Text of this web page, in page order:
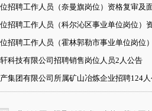
招聘工作人员（奈曼旗岗位）资格复审及
招聘工作人员（科尔沁区事业单位岗位）
招聘工作人员（霍林郭勒市事业单位岗位
科技有限公司招聘销售岗位人员2人公告
集团有限公司所属矿山冶炼企业招聘124